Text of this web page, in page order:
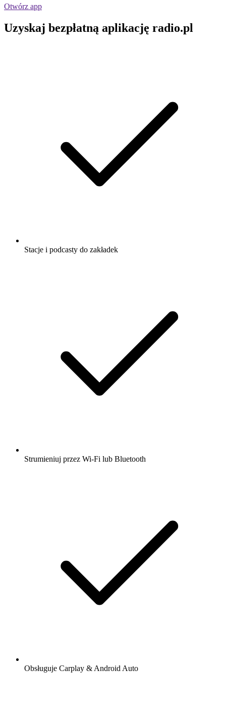
Otwórz app
Uzyskaj bezpłatną aplikację radio.pl
Stacje i podcasty do zakładek
Strumieniuj przez Wi-Fi lub Bluetooth
Obsługuje Carplay & Android Auto